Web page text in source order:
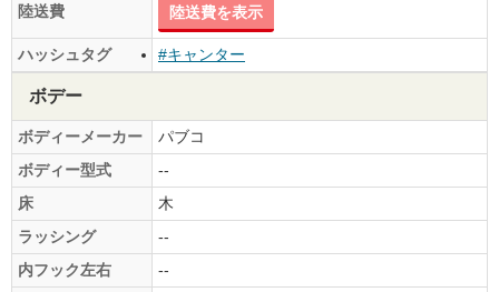
陸送費 陸送費を表示
ハッシュタグ #キャンター
ボデー
ボディーメーカー
パブコ
ボディー型式
--
床
木
ラッシング
--
内フック左右
--